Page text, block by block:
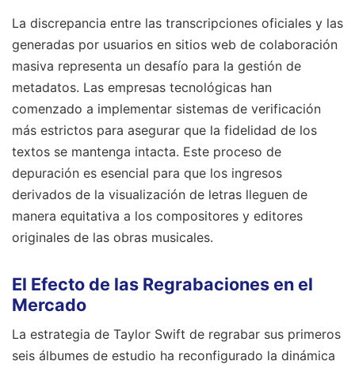
La discrepancia entre las transcripciones oficiales y las
generadas por usuarios en sitios web de colaboración
masiva representa un desafío para la gestión de
metadatos. Las empresas tecnológicas han
comenzado a implementar sistemas de verificación
más estrictos para asegurar que la fidelidad de los
textos se mantenga intacta. Este proceso de
depuración es esencial para que los ingresos
derivados de la visualización de letras lleguen de
manera equitativa a los compositores y editores
originales de las obras musicales.
El Efecto de las Regrabaciones en el
Mercado
La estrategia de Taylor Swift de regrabar sus primeros
seis álbumes de estudio ha reconfigurado la dinámica